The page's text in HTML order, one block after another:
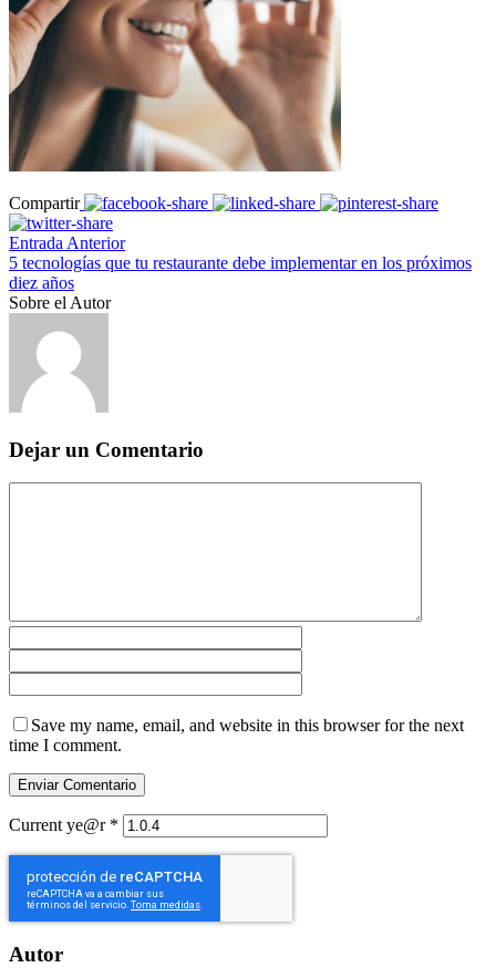
Compartir
Entrada Anterior
5 tecnologías que tu restaurante debe implementar en los próximos
diez años
Sobre el Autor
Dejar un Comentario
Save my name, email, and website in this browser for the next
time I comment.
Current ye@r *
Autor